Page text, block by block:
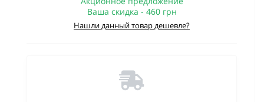
Ваша скидка - 460 грн
Нашли данный товар дешевле?